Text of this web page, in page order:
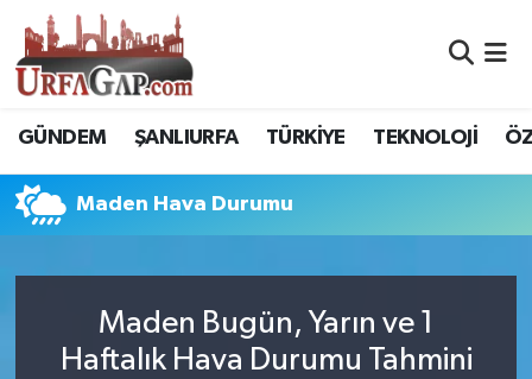
GÜNDEM ŞANLIURFA TÜRKİYE TEKNOLOJİ
Maden Hava Durumu
Maden Bugün, Yarın ve 1
Haftalık Hava Durumu Tahmini
Nöbetçi Eczaneler
Hava Durumu
Namaz Vakitleri
Trafik Durumu
Süper Lig Puan Durumu ve Fikstür